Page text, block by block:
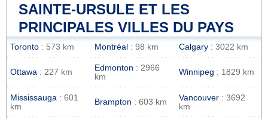
SAINTE-URSULE ET LES
PRINCIPALES VILLES DU PAYS
Toronto : 573 km Montréal : 98 km Calgary : 3022 km
Ottawa : 227 km Edmonton : 2966
km
Winnipeg : 1829 km
Mississauga : 601
km
Brampton : 603 km Vancouver : 3692
km